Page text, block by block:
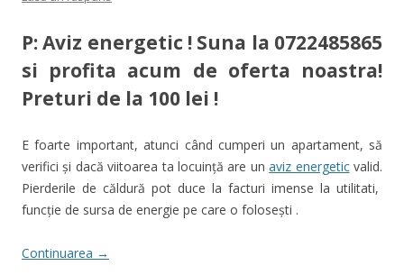
P: Aviz energetic ! Suna la 0722485865
si profita acum de oferta noastra!
Preturi de la 100 lei !
E foarte important, atunci când cumperi un apartament, să
verifici şi dacă viitoarea ta locuinţă are unaviz energeticvalid.
Pierderile de căldură pot duce la facturi imense la utilitati,
funcţie de sursa de energie pe care o foloseşti .
Continuarea →